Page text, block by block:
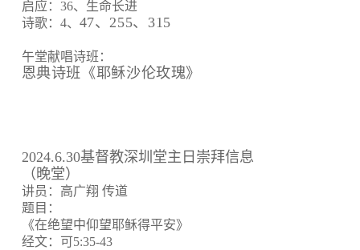
启应：36、生命长进
诗歌：4、 47、255、315
午堂献唱诗班：
恩典诗班《耶稣沙伦玫瑰》
2024.6.30基督教深圳堂主日崇拜信息
（晚堂）
讲员：高广翔 传道
题目：
《在绝望中仰望耶稣得平安》
经文：可5:35-43